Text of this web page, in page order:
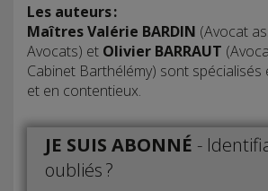
Les auteurs :
Maîtres Valérie BARDIN (Avocat
Avocats) et Olivier BARRAUT
Cabinet Barthélémy) sont spécialisés
et en contentieux.
JE SUIS ABONNÉ -
oubliés ?